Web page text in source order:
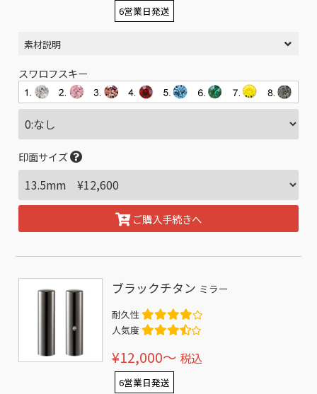
6営業日発送
素材説明
スワロフスキー
印面サイズ
ご購入手続きへ
ブラックチタン ミラー
耐久性
人気度
¥12,000〜 税込
6営業日発送